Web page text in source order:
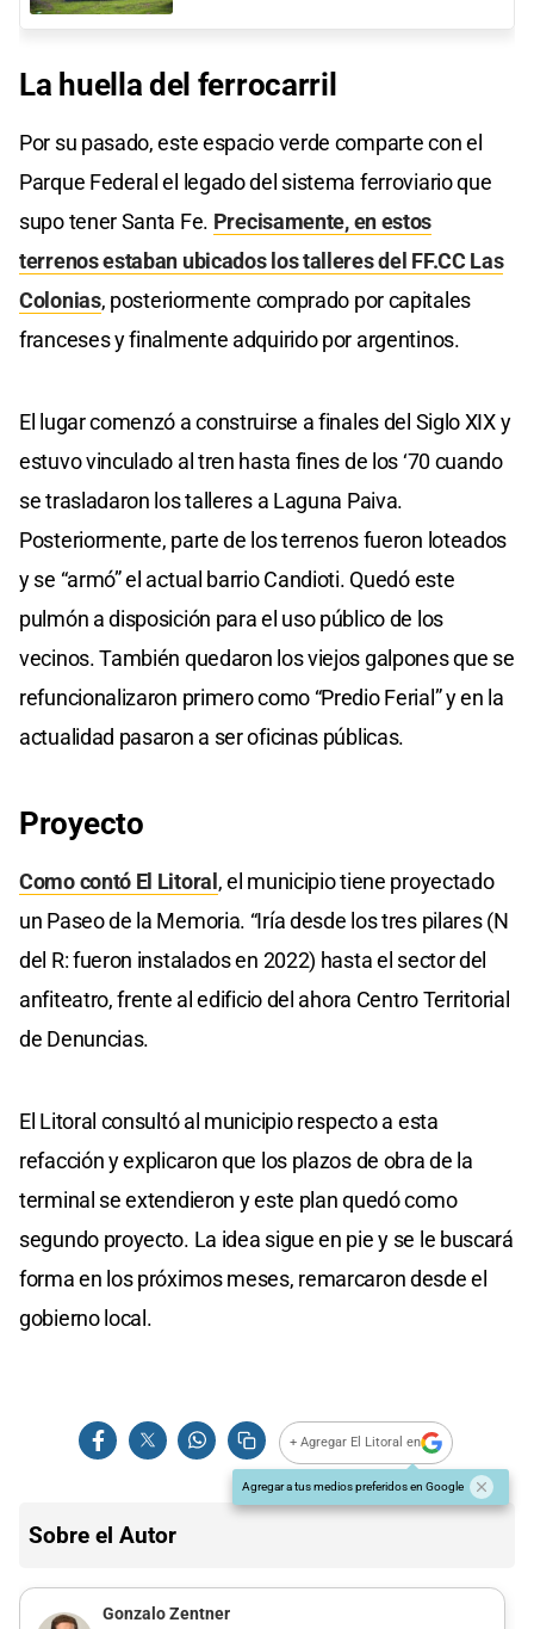
La huella del ferrocarril
Por su pasado, este espacio verde comparte con el
Parque Federal el legado del sistema ferroviario que
supo tener Santa Fe. Precisamente, en estos
terrenos estaban ubicados los talleres del FF.CC Las
Colonias, posteriormente comprado por capitales
franceses y finalmente adquirido por argentinos.
El lugar comenzó a construirse a finales del Siglo XIX y
estuvo vinculado al tren hasta fines de los ‘70 cuando
se trasladaron los talleres a Laguna Paiva.
Posteriormente, parte de los terrenos fueron loteados
y se “armó” el actual barrio Candioti. Quedó este
pulmón a disposición para el uso público de los
vecinos. También quedaron los viejos galpones que se
refuncionalizaron primero como “Predio Ferial” y en la
actualidad pasaron a ser oficinas públicas.
Proyecto
Como contó El Litoral, el municipio tiene proyectado
un Paseo de la Memoria. “Iría desde los tres pilares (N
del R: fueron instalados en 2022) hasta el sector del
anfiteatro, frente al edificio del ahora Centro Territorial
de Denuncias.
El Litoral consultó al municipio respecto a esta
refacción y explicaron que los plazos de obra de la
terminal se extendieron y este plan quedó como
segundo proyecto. La idea sigue en pie y se le buscará
forma en los próximos meses, remarcaron desde el
gobierno local.
+ Agregar El Litoral en
Agregar a tus medios preferidos en Google
Sobre el Autor
Gonzalo Zentner